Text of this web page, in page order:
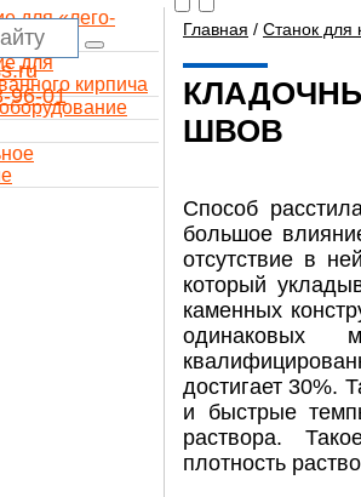
96-01
для «лего-
для
кирпича
Главная / Станок для
ШВОВ
Способ
большое
отсутствие в
который
каменных
одинаковых
достигает 30%.
и быстрые
раствора.
плотность